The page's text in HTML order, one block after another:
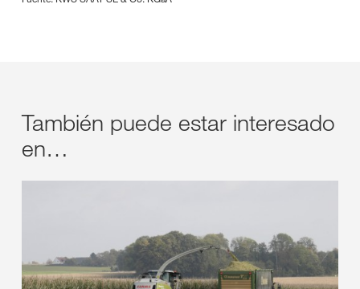
También puede estar interesado
en…